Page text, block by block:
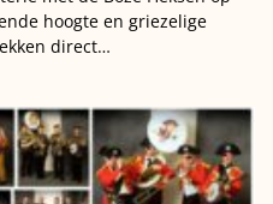
hoogte en griezelige
direct…